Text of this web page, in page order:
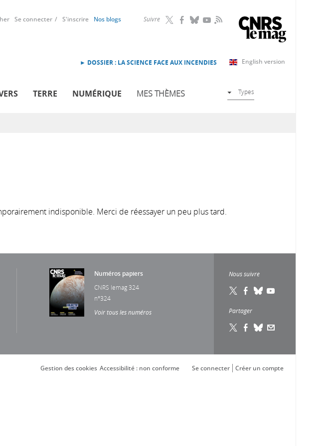
Suivre RSS
Se connecter S'inscrire Nos blogs
English version
► DOSSIER : LA SCIENCE FACE AUX INCENDIES
TERRE NUMÉRIQUE MES THÈMES Types
indisponible. Merci de réessayer un peu plus tard.
Numéros papiers
CNRS lemag 324
n°324
Voir tous les numéros
Nous suivre
Partager
Créer un compte
Se connecter
Accessibilité : non conforme
Gestion des cookies